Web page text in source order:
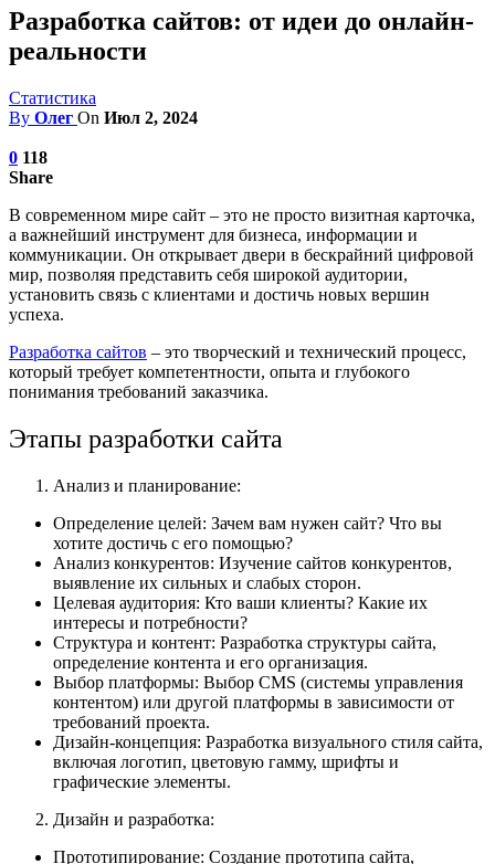
Разработка сайтов: от идеи до онлайн-
реальности
Статистика
By Олег On Июл 2, 2024
0 118
Share
В современном мире сайт – это не просто визитная карточка,
а важнейший инструмент для бизнеса, информации и
коммуникации. Он открывает двери в бескрайний цифровой
мир, позволяя представить себя широкой аудитории,
установить связь с клиентами и достичь новых вершин
успеха.
Разработка сайтов – это творческий и технический процесс,
который требует компетентности, опыта и глубокого
понимания требований заказчика.
Этапы разработки сайта
Анализ и планирование:
Определение целей: Зачем вам нужен сайт? Что вы
хотите достичь с его помощью?
Анализ конкурентов: Изучение сайтов конкурентов,
выявление их сильных и слабых сторон.
Целевая аудитория: Кто ваши клиенты? Какие их
интересы и потребности?
Структура и контент: Разработка структуры сайта,
определение контента и его организация.
Выбор платформы: Выбор CMS (системы управления
контентом) или другой платформы в зависимости от
требований проекта.
Дизайн-концепция: Разработка визуального стиля сайта,
включая логотип, цветовую гамму, шрифты и
графические элементы.
Дизайн и разработка:
Прототипирование: Создание прототипа сайта,